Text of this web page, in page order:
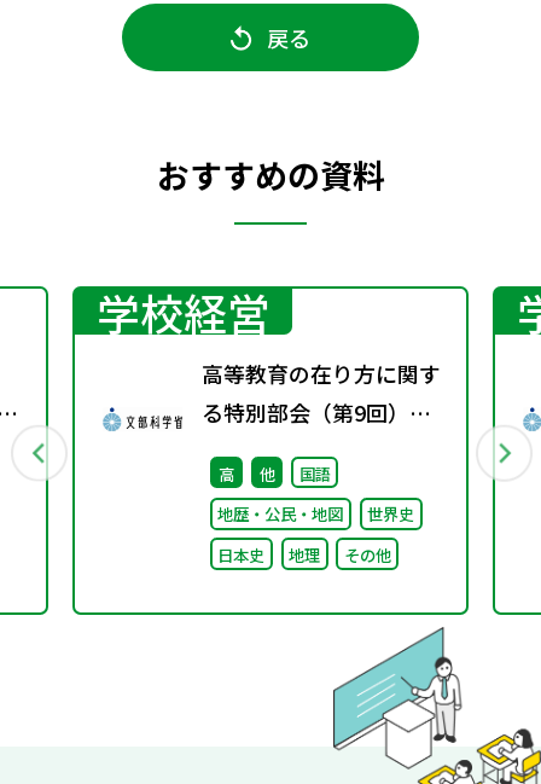
戻る
おすすめの資料
学校経営
高等教育の在り方に関す
る特別部会（第9回）配
付資料
高 他
国語
地歴・公民・地図
世界史
日本史
地理 その他